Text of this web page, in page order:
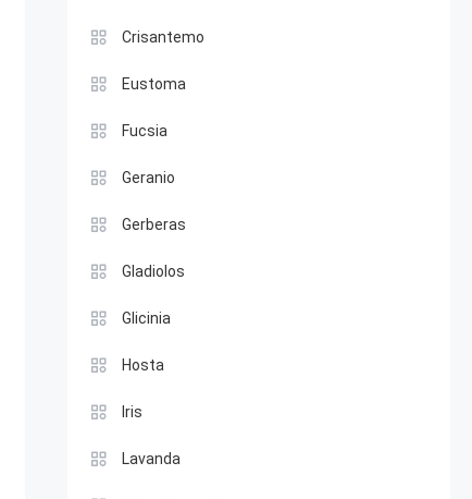
Crisantemo
Eustoma
Fucsia
Geranio
Gerberas
Gladiolos
Glicinia
Hosta
Iris
Lavanda